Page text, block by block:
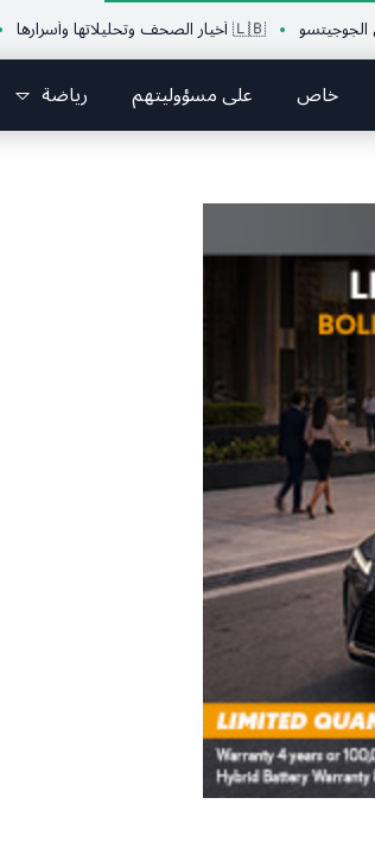
🇱🇧 أخيار الصحف وتحليلاتها وأسرارها
خاص على مسؤوليتهم رياضة